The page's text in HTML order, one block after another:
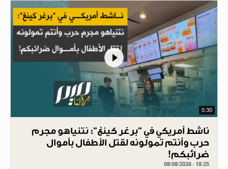
0.30
ناشط أمريكي في "برغر كينغ": نتنياهو مجرم
حرب وأنتم تمولونه لقتل الأطفال بأموال
ضرائبكم!
08/08/2026 - 18:25